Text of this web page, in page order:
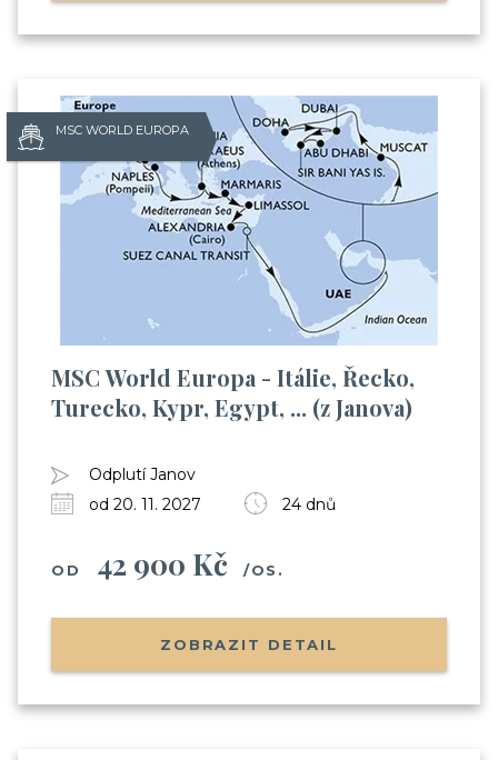
MSC WORLD EUROPA
MSC World Europa - Itálie, Řecko,
Turecko, Kypr, Egypt, ... (z Janova)
Odplutí Janov
od 20. 11. 2027
24 dnů
OD 42 900 Kč /OS.
ZOBRAZIT DETAIL